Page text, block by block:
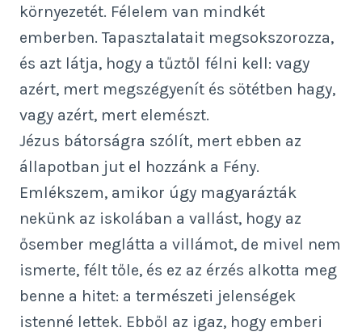
környezetét. Félelem van mindkét
emberben. Tapasztalatait megsokszorozza,
és azt látja, hogy a tűztől félni kell: vagy
azért, mert megszégyenít és sötétben hagy,
vagy azért, mert elemészt.
Jézus bátorságra szólít, mert ebben az
állapotban jut el hozzánk a Fény.
Emlékszem, amikor úgy magyarázták
nekünk az iskolában a vallást, hogy az
ősember meglátta a villámot, de mivel nem
ismerte, félt tőle, és ez az érzés alkotta meg
benne a hitet: a természeti jelenségek
istenné lettek. Ebből az igaz, hogy emberi